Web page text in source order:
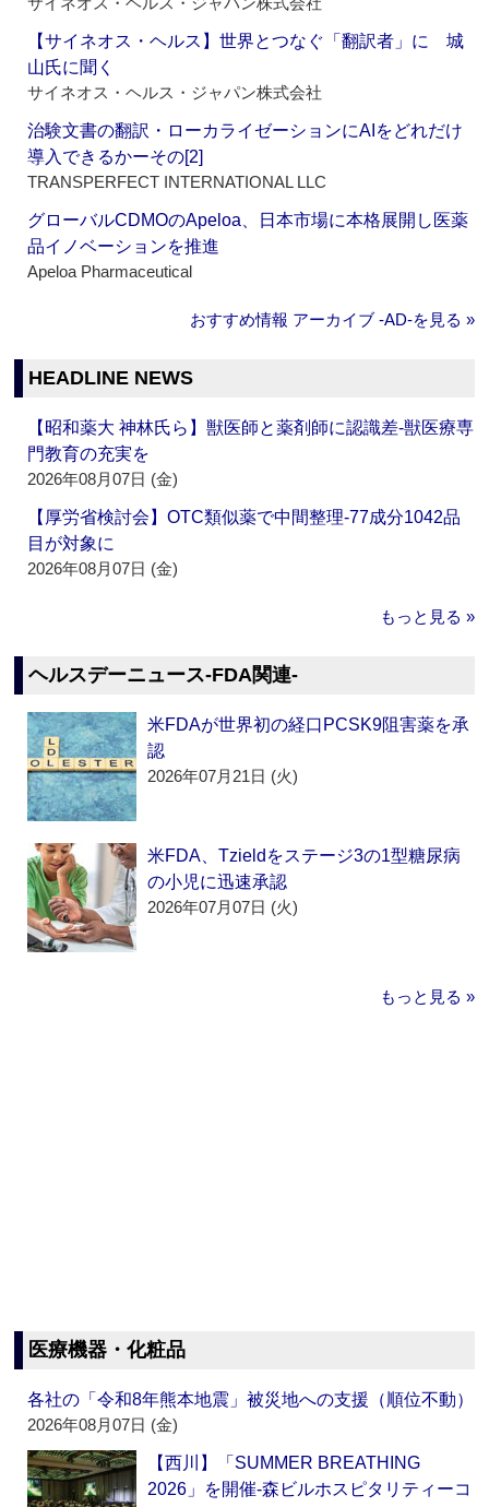
【サイネオス・ヘルス】世界とつなぐ「翻訳者」に 城
山氏に聞く
サイネオス・ヘルス・ジャパン株式会社
治験文書の翻訳・ローカライゼーションにAIをどれだけ
導入できるかーその[2]
TRANSPERFECT INTERNATIONAL LLC
グローバルCDMOのApeloa、日本市場に本格展開し医薬
品イノベーションを推進
Apeloa Pharmaceutical
おすすめ情報 アーカイブ ‐AD‐を見る »
HEADLINE NEWS
【昭和薬大 神林氏ら】獣医師と薬剤師に認識差‐獣医療専
門教育の充実を
2026年08月07日 (金)
【厚労省検討会】OTC類似薬で中間整理‐77成分1042品
目が対象に
2026年08月07日 (金)
もっと見る »
ヘルスデーニュース‐FDA関連‐
米FDAが世界初の経口PCSK9阻害薬を承
認
2026年07月21日 (火)
米FDA、Tzieldをステージ3の1型糖尿病
の小児に迅速承認
2026年07月07日 (火)
もっと見る »
医療機器・化粧品
各社の「令和8年熊本地震」被災地への支援（順位不動）
2026年08月07日 (金)
【西川】「SUMMER BREATHING
2026」を開催‐森ビルホスピタリティーコ